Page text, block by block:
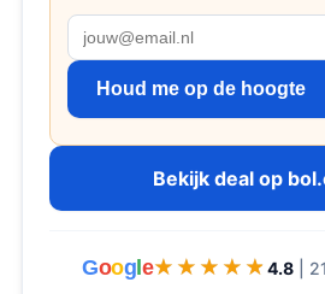
Houd me op de hoogte
Bekijk deal op
Goog e★★★★★
★★★★★ 4.8 |